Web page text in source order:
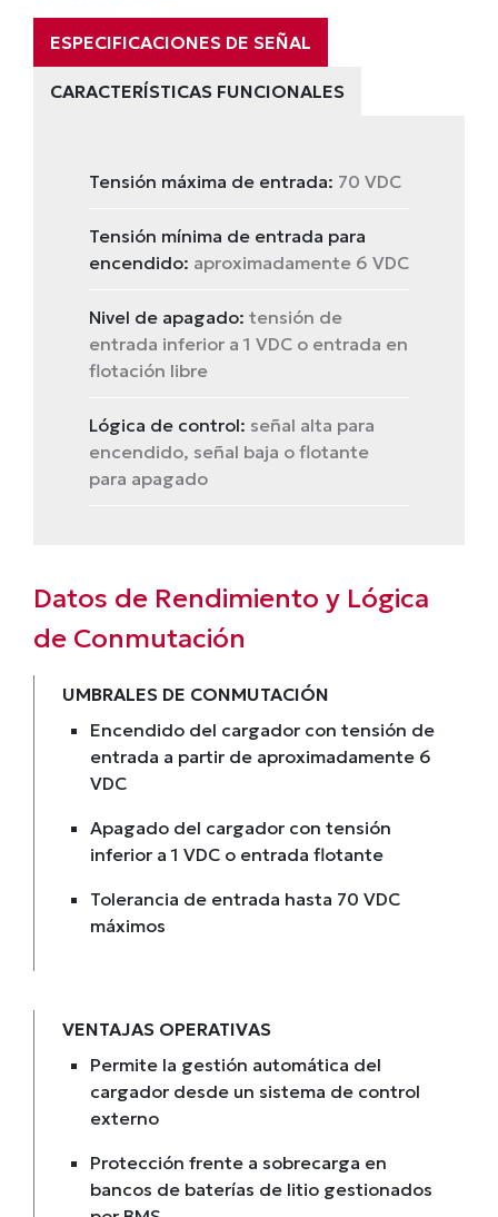
ESPECIFICACIONES DE SEÑAL
CARACTERÍSTICAS FUNCIONALES
Tensión máxima de entrada: 70 VDC
Tensión mínima de entrada para
encendido: aproximadamente 6 VDC
Nivel de apagado: tensión de
entrada inferior a 1 VDC o entrada en
flotación libre
Lógica de control: señal alta para
encendido, señal baja o flotante
para apagado
Datos de Rendimiento y Lógica
de Conmutación
UMBRALES DE CONMUTACIÓN
Encendido del cargador con tensión de
entrada a partir de aproximadamente 6
VDC
Apagado del cargador con tensión
inferior a 1 VDC o entrada flotante
Tolerancia de entrada hasta 70 VDC
máximos
VENTAJAS OPERATIVAS
Permite la gestión automática del
cargador desde un sistema de control
externo
Protección frente a sobrecarga en
bancos de baterías de litio gestionados